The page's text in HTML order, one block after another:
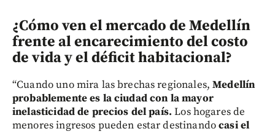
¿Cómo ven el mercado de Medellín
frente al encarecimiento del costo
de vida y el déficit habitacional?
“Cuando uno mira las brechas regionales,Medellín
probablemente es la ciudad con la mayor
inelasticidad de precios del país.Los hogares de
menores ingresos pueden estar destinandocasi el